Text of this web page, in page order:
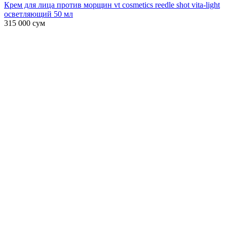
Крем для лица против морщин vt cosmetics reedle shot vita-light
осветляющий 50 мл
315 000 сум